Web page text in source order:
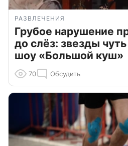
РАЗВЛЕЧЕНИЯ
Грубое нарушение
до слёз: звезды
шоу «Большой куш»
70 Обсудить